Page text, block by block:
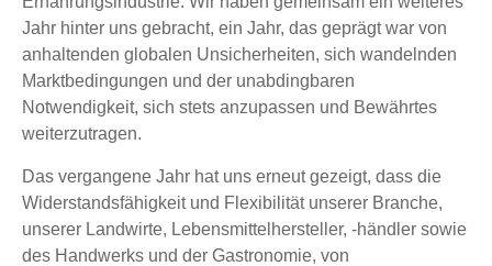
Jahr hinter uns gebracht, ein Jahr, das geprägt war von
anhaltenden globalen Unsicherheiten, sich wandelnden
Marktbedingungen und der unabdingbaren
Notwendigkeit, sich stets anzupassen und Bewährtes
weiterzutragen.
Das vergangene Jahr hat uns erneut gezeigt, dass die
Widerstandsfähigkeit und Flexibilität unserer Branche,
unserer Landwirte, Lebensmittelhersteller, -händler sowie
des Handwerks und der Gastronomie, von